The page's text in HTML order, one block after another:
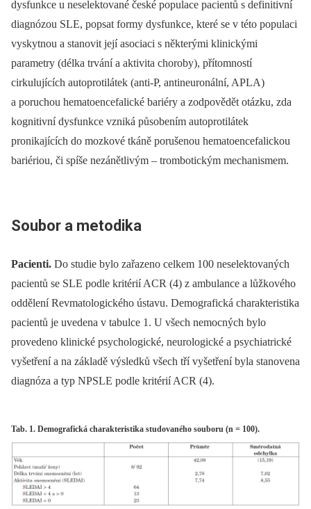
dysfunkce u neselektované české populace pacientů s definitivní
diagnózou SLE, popsat formy dysfunkce, které se v této populaci
vyskytnou a stanovit její asociaci s některými klinickými
parametry (délka trvání a aktivita choroby), přítomností
cirkulujících autoprotilátek (anti-P, antineuronální, APLA)
a poruchou hematoencefalické bariéry a zodpovědět otázku, zda
kognitivní dysfunkce vzniká působením autoprotilátek
pronikajících do mozkové tkáně porušenou hematoencefalickou
bariériou, či spíše nezánětlivým –⁠ trombotickým mechanismem.
Soubor a metodika
Pacienti. Do studie bylo zařazeno celkem 100 neselektovaných
pacientů se SLE podle kritérií ACR (4) z ambulance a lůžkového
oddělení Revmatologického ústavu. Demografická charakteristika
pacientů je uvedena v tabulce 1. U všech nemocných bylo
provedeno klinické psychologické, neurologické a psychiatrické
vyšetření a na základě výsledků všech tří vyšetření byla stanovena
diagnóza a typ NPSLE podle kritérií ACR (4).
Tab. 1. Demografická charakteristika studovaného souboru (n = 100).